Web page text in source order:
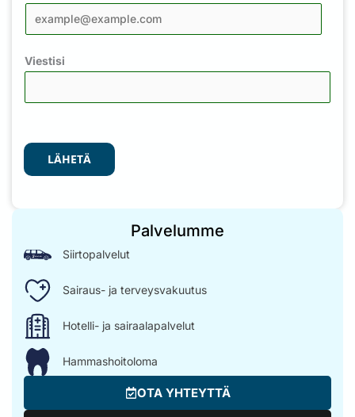
Viestisi
LÄHETÄ
Palvelumme
Siirtopalvelut
Sairaus- ja terveysvakuutus
Hotelli- ja sairaalapalvelut
Hammashoitoloma
OTA YHTEYTTÄ